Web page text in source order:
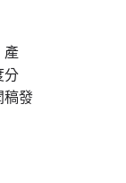
產
分
稿發